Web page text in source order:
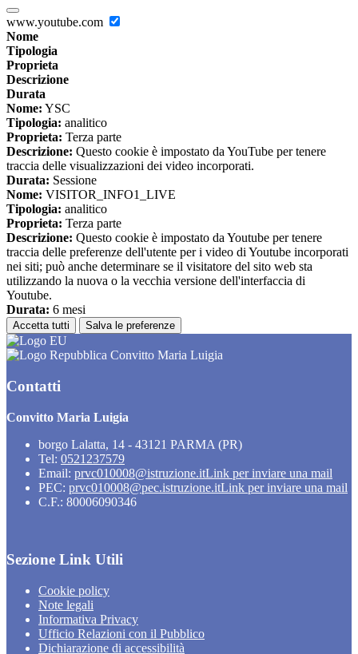
www.youtube.com
Nome
Tipologia
Proprieta
Descrizione
Durata
Nome: YSC
Tipologia: analitico
Proprieta: Terza parte
Descrizione: Questo cookie è impostato da YouTube per tenere
traccia delle visualizzazioni dei video incorporati.
Durata: Sessione
Nome: VISITOR_INFO1_LIVE
Tipologia: analitico
Proprieta: Terza parte
Descrizione: Questo cookie è impostato da Youtube per tenere
traccia delle preferenze dell'utente per i video di Youtube incorporati
nei siti; può anche determinare se il visitatore del sito web sta
utilizzando la nuova o la vecchia versione dell'interfaccia di
Youtube.
Durata: 6 mesi
Accetta tutti Salva le preferenze
Convitto Maria Luigia
Contatti
Convitto Maria Luigia
borgo Lalatta, 14 - 43121 PARMA (PR)
Tel: 0521237579
Email: prvc010008@istruzione.itLink per inviare una mail
PEC: prvc010008@pec.istruzione.itLink per inviare una mail
C.F.: 80006090346
Sezione Link Utili
Cookie policy
Note legali
Informativa Privacy
Ufficio Relazioni con il Pubblico
Dichiarazione di accessibilità